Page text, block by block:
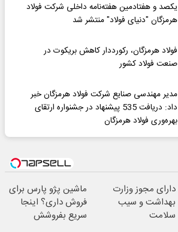
یکصد و هفتادمین هفته‌نامه داخلی شرکت فولاد
هرمزگان "دنیای فولاد" منتشر شد
فولاد هرمزگان، رکورددار کاهش بریکوت در
صنعت فولاد کشور
مدیر مهندسی صنایع شرکت فولاد هرمزگان خبر
داد: دریافت 535 پیشنهاد در جشنواره ارتقای
بهره‌وری فولاد هرمزگان
دارای مجوز وزارت
بهداشت و سیب
سلامت
ماشین پژو پارس برای
فروش داری؟ اینجا
سریع بفروشش